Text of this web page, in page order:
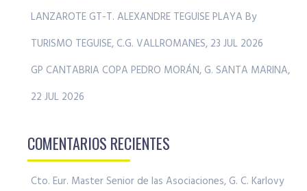
LANZAROTE GT-T. ALEXANDRE TEGUISE PLAYA By
TURISMO TEGUISE, C.G. VALLROMANES, 23 JUL 2026
GP CANTABRIA COPA PEDRO MORÁN, G. SANTA MARINA,
22 JUL 2026
COMENTARIOS RECIENTES
Cto. Eur. Master Senior de las Asociaciones, G. C. Karlovy